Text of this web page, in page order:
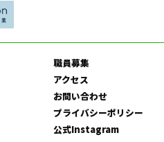
職員募集
アクセス
お問い合わせ
プライバシーポリシー
公式Instagram